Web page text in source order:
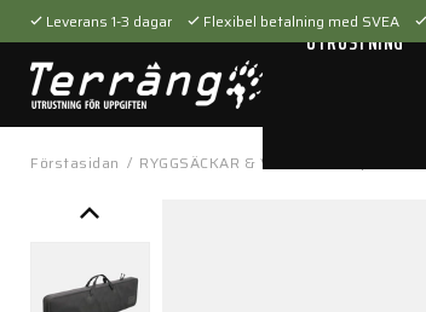
Leverans 1-3 dagar Flexibel betalning med SVEA
UTRUSTNING
Förstasidan / RYGGSÄCKAR & VÄSKOR